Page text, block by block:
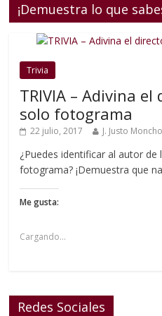
¡Demuestra lo que
Trivia
TRIVIA – Adivina
solo fotograma
22 julio, 2017 J. Justo Moncho
¿Puedes identificar al autor de
fotograma? ¡Demuestra que
Me gusta:
Cargando...
Redes Sociales